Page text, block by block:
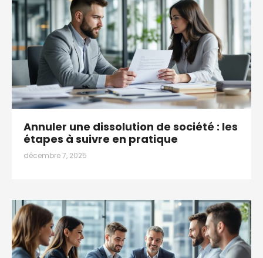
Annuler une dissolution de société : les
étapes à suivre en pratique
décembre 7, 2025